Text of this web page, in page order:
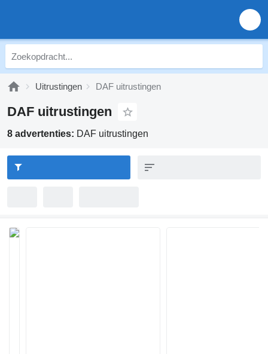
Uitrustingen DAF uitrustingen
DAF uitrustingen
8 advertenties: DAF uitrustingen